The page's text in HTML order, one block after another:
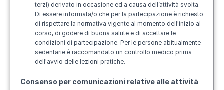
terzi) derivato in occasione ed a causa dell’attività svolta.
Di essere informata/o che per la partecipazione è richiesto
di rispettare la normativa vigente al momento dell'inizio al
corso, di godere di buona salute e di accettare le
condizioni di partecipazione. Per le persone abitualmente
sedentarie è raccomandato un controllo medico prima
dell'avvio delle lezioni pratiche.
Consenso per comunicazioni relative alle attività